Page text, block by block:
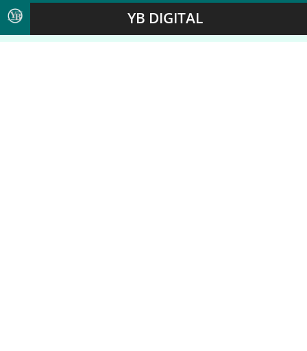
YB DIGITAL